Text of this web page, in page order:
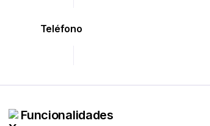
Teléfono
Funcionalidades